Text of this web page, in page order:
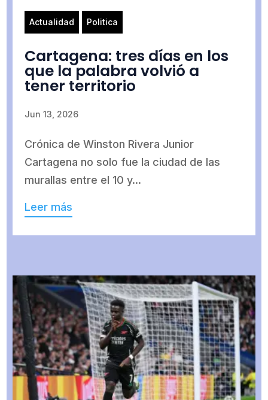
Actualidad Politica
Cartagena: tres días en los
que la palabra volvió a
tener territorio
Jun 13, 2026
Crónica de Winston Rivera Junior
Cartagena no solo fue la ciudad de las
murallas entre el 10 y...
Leer más